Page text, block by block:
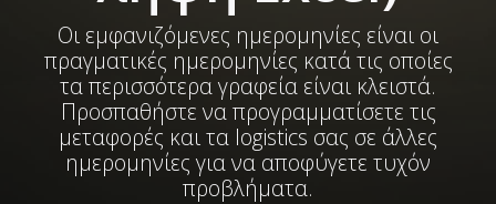
Οι εμφανιζόμενες ημερομηνίες είναι οι
πραγματικές ημερομηνίες κατά τις οποίες
τα περισσότερα γραφεία είναι κλειστά.
Προσπαθήστε να προγραμματίσετε τις
μεταφορές και τα logistics σας σε άλλες
ημερομηνίες για να αποφύγετε τυχόν
προβλήματα.